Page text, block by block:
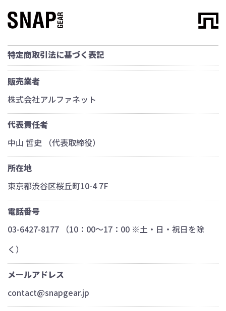
特定商取引法に基づく表記
販売業者
株式会社アルファネット
代表責任者
中山 哲史 （代表取締役）
所在地
東京都渋谷区桜丘町10-4 7F
電話番号
03-6427-8177 （10：00～17：00 ※土・日・祝日を除
く）
メールアドレス
contact@snapgear.jp